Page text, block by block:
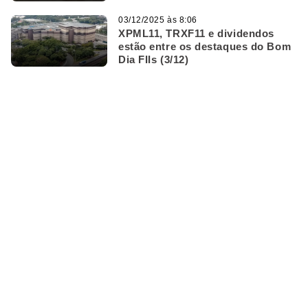
XPML11, TRXF11 e dividendos
estão entre os destaques do Bom
Dia FIIs (3/12)
03/12/2025 às 8:06